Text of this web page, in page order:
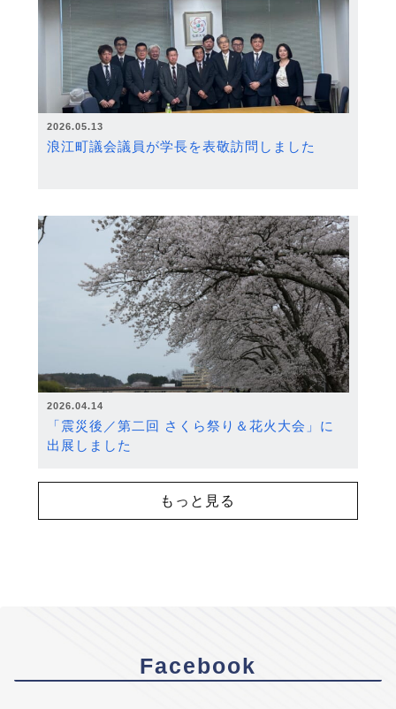
2026.05.13
浪江町議会議員が学長を表敬訪問しました
2026.04.14
「震災後／第二回 さくら祭り＆花火大会」に
出展しました
もっと見る
Facebook